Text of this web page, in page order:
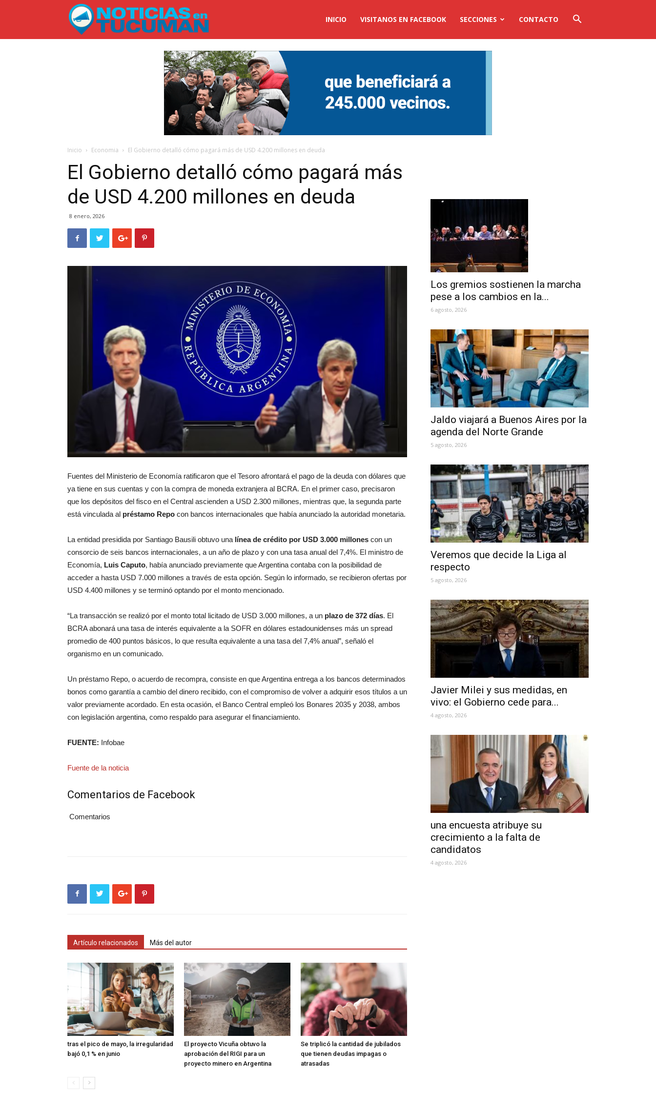
en
Tucuman
INICIO VISITANOS EN FACEBOOK SECCIONES CONTACTO
Inicio Economia El Gobierno detalló cómo pagará más de USD 4.200 millones en deuda
El Gobierno detalló cómo pagará más
de USD 4.200 millones en deuda
8 enero, 2026
Fuentes del Ministerio de Economía ratificaron que el Tesoro afrontará el pago de la deuda con dólares que
ya tiene en sus cuentas y con la compra de moneda extranjera al BCRA. En el primer caso, precisaron
que los depósitos del fisco en el Central ascienden a USD 2.300 millones, mientras que, la segunda parte
está vinculada al préstamo Repo con bancos internacionales que había anunciado la autoridad monetaria.
La entidad presidida por Santiago Bausili obtuvo una línea de crédito por USD 3.000 millones con un
consorcio de seis bancos internacionales, a un año de plazo y con una tasa anual del 7,4%. El ministro de
Economía, Luis Caputo, había anunciado previamente que Argentina contaba con la posibilidad de
acceder a hasta USD 7.000 millones a través de esta opción. Según lo informado, se recibieron ofertas por
USD 4.400 millones y se terminó optando por el monto mencionado.
“La transacción se realizó por el monto total licitado de USD 3.000 millones, a un plazo de 372 días. El
BCRA abonará una tasa de interés equivalente a la SOFR en dólares estadounidenses más un spread
promedio de 400 puntos básicos, lo que resulta equivalente a una tasa del 7,4% anual”, señaló el
organismo en un comunicado.
Un préstamo Repo, o acuerdo de recompra, consiste en que Argentina entrega a los bancos determinados
bonos como garantía a cambio del dinero recibido, con el compromiso de volver a adquirir esos títulos a un
valor previamente acordado. En esta ocasión, el Banco Central empleó los Bonares 2035 y 2038, ambos
con legislación argentina, como respaldo para asegurar el financiamiento.
FUENTE: Infobae
Fuente de la noticia
Comentarios de Facebook
Comentarios
Artículo relacionados Más del autor
tras el pico de mayo, la irregularidad
bajó 0,1 % en junio
El proyecto Vicuña obtuvo la
aprobación del RIGI para un
proyecto minero en Argentina
Se triplicó la cantidad de jubilados
que tienen deudas impagas o
atrasadas
Los gremios sostienen la marcha
pese a los cambios en la...
6 agosto, 2026
Jaldo viajará a Buenos Aires por la
agenda del Norte Grande
5 agosto, 2026
Veremos que decide la Liga al
respecto
5 agosto, 2026
Javier Milei y sus medidas, en
vivo: el Gobierno cede para...
4 agosto, 2026
una encuesta atribuye su
crecimiento a la falta de
candidatos
4 agosto, 2026